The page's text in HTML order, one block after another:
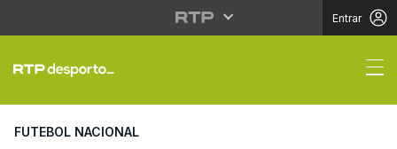
Entrar
Marítimo vence
FUTEBOL NACIONAL